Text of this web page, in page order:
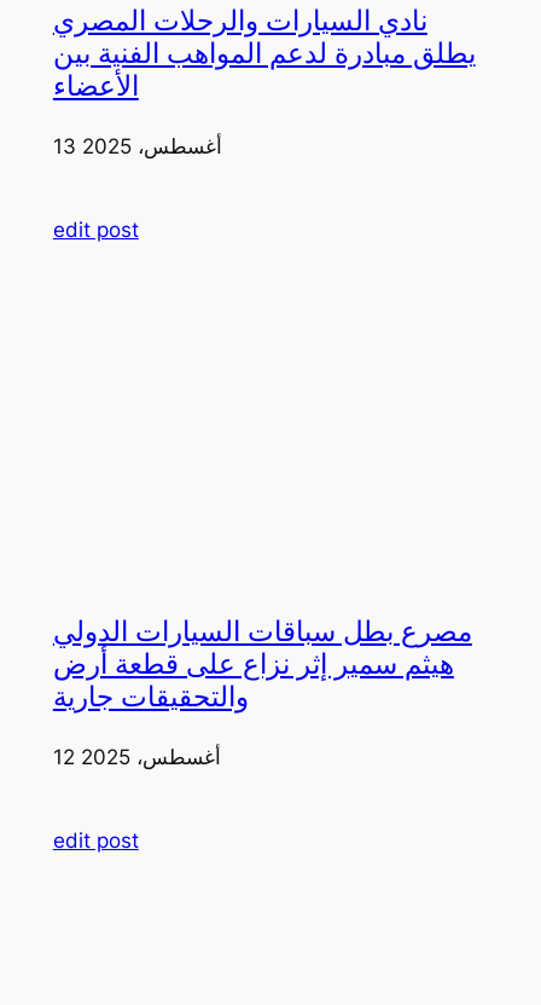
نادي السيارات والرحلات المصري
يطلق مبادرة لدعم المواهب الفنية بين
الأعضاء
13 أغسطس، 2025
edit post
مصرع بطل سباقات السيارات الدولي
هيثم سمير إثر نزاع على قطعة أرض
والتحقيقات جارية
12 أغسطس، 2025
edit post